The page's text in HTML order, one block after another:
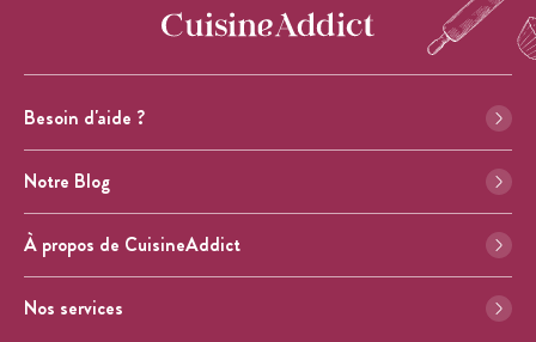
Besoin d'aide ?
Notre Blog
À propos de CuisineAddict
Nos services